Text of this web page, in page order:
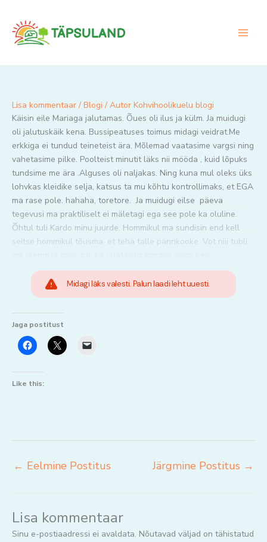
content
Lisa kommentaar / Blogi / Autor Kohvihoolikuelu blogi
Käisin eile Mariaga jalutamas. Õues oli ilus ja külm. Ja muidugi
oli jalutuskäik kena. Bussipeatuses toimus midagi veidrat.Me
erkkiga ei tundud teineteist ära. Mõlemad vaatasime vargsi ning
vahetasime pilke. Poolteist minutit läks nii mööda , kuid lõpuks
tundsime me ära .Alguses oli naljakas. Ning kuna mul oleks üks
lohvkas kleidike selja, katsus ta mu kõhtu kontrollimaks, et EGA
ma rase pole. hahaha, toretore. Ja muidugi eilse päeva
tegevusi ma praktiliselt ei mäletagi ega see pole ka oluline.
Õhtul tuli Kardo minu juurde. Hommikul ma sundisin end kell
seitse hommikul tõusma, et teha talle pannkooke. Vot niii tubli
Midagi läks valesti. Palun laadi leht uuesti.
Jaga postitust
Like this:
← Eelmine Postitus Järgmine Postitus →
Lisa kommentaar
Sinu e-postiaadressi ei avaldata. Nõutavad väljad on tähistatud